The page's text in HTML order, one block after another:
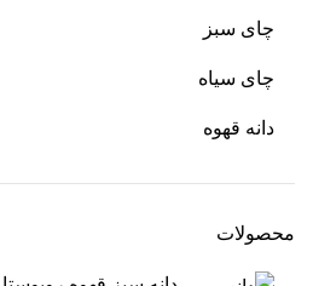
چای سبز
چای سیاه
دانه قهوه
محصولات